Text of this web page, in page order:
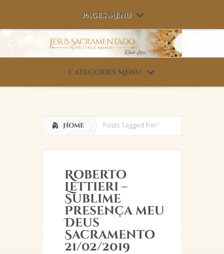
Pages Menu
Categories Menu
Home Posts Tagged frei"
Roberto
Lettieri –
Sublime
Presença meu
Deus
Sacramento
21/02/2019